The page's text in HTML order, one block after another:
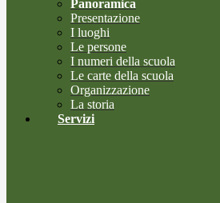
Panoramica
Presentazione
I luoghi
Le persone
I numeri della scuola
Le carte della scuola
Organizzazione
La storia
Servizi